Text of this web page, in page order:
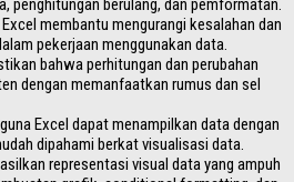
penghitungan berulang, dan pemformatan.
Excel membantu mengurangi kesalahan dan
pekerjaan menggunakan data.
bahwa perhitungan dan perubahan
dengan memanfaatkan rumus dan sel
Excel dapat menampilkan data dengan
dipahami berkat visualisasi data.
representasi visual data yang ampuh